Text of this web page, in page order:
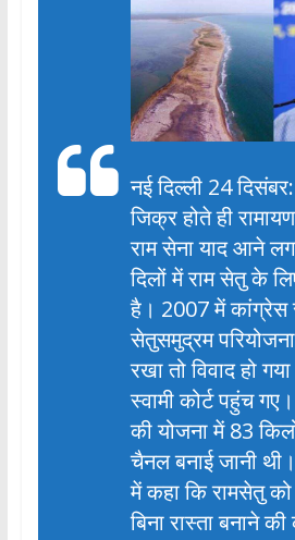
नई दिल्ली 24
जिक्र होते ही
राम सेना याद आने
दिलों में राम सेतु के
है। 2007 में कांग्रेस
सेतुसमुद्रम
रखा तो विवाद हो
स्वामी कोर्ट पहुंच
की योजना में 83
चैनल बनाई जानी
में कहा कि रामसेतु
बिना रास्ता बनाने